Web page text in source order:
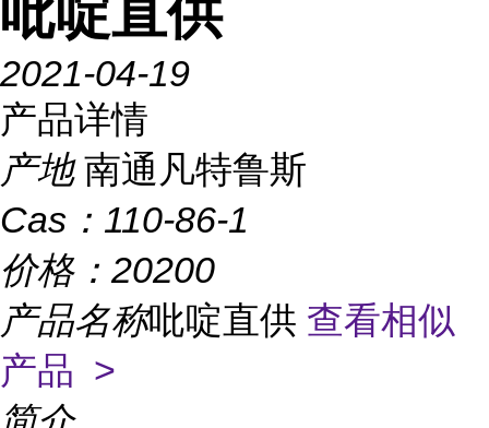
吡啶直供
2021-04-19
产品详情
产地 南通凡特鲁斯
Cas： 110-86-1
价格： 20200
产品名称吡啶直供 查看相似
产品 >